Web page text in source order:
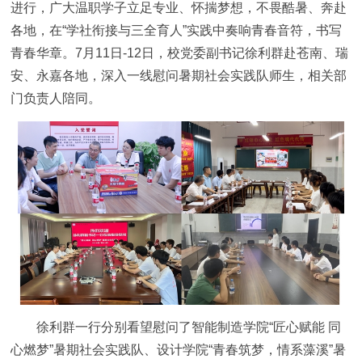
进行，广大温职学子立足专业、怀揣梦想，不畏酷暑、奔赴
各地，在“学社衔接与三全育人”实践中奏响青春音符，书写
青春华章。7月11日-12日，校党委副书记徐利群赴苍南、瑞
安、永嘉各地，深入一线慰问暑期社会实践队师生，相关部
门负责人陪同。
徐利群一行分别看望慰问了智能制造学院“匠心赋能 同
心燃梦”暑期社会实践队、设计学院“青春筑梦，情系藻溪”暑